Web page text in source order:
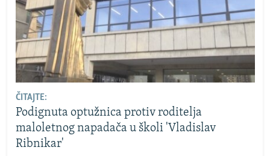
ČITAJTE:
Podignuta optužnica protiv roditelja
maloletnog napadača u školi 'Vladislav
Ribnikar'